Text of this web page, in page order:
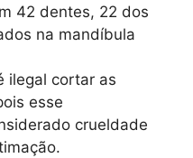
42 dentes, 22 dos
na mandíbula
ilegal cortar as
esse
crueldade